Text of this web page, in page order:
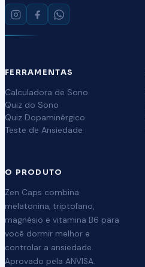
FERRAMENTAS
Calculadora de Sono
Quiz do Sono
Quiz Dopaminérgico
Teste de Ansiedade
O PRODUTO
Zen Caps combina
melatonina, triptofano,
magnésio e vitamina B6 para
você dormir melhor e
controlar a ansiedade.
Aprovado pela ANVISA.